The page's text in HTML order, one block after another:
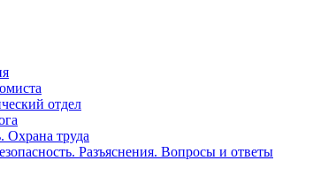
отдел
Охрана труда
Разъяснения. Вопросы и ответы